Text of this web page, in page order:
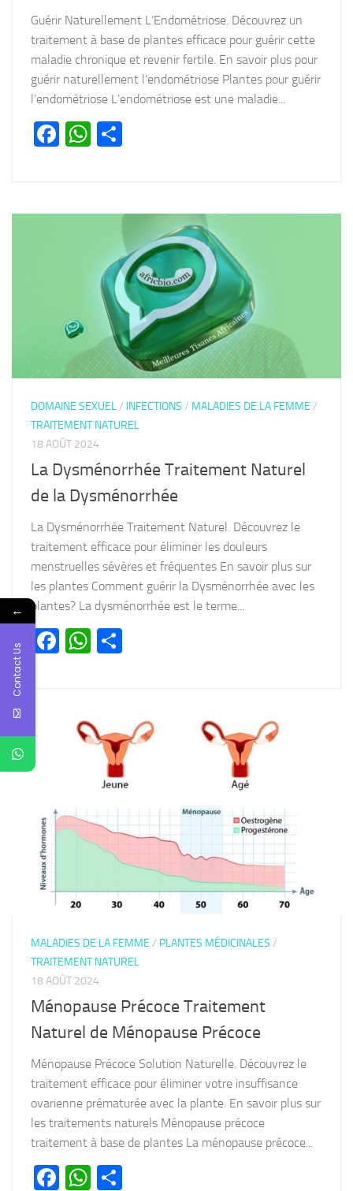
Guérir Naturellement L’Endométriose. Découvrez un
traitement à base de plantes efficace pour guérir cette
maladie chronique et revenir fertile. En savoir plus pour
guérir naturellement l’endométriose Plantes pour guérir
l’endométriose L’endométriose est une maladie...
Facebook
WhatsApp
DOMAINE SEXUEL/ INFECTIONS / MALADIES DE LA FEMME /
TRAITEMENT NATUREL
18 AOÛT 2024
La Dysménorrhée Traitement Naturel
de la Dysménorrhée
La Dysménorrhée Traitement Naturel. Découvrez le
traitement efficace pour éliminer les douleurs
menstruelles sévères et fréquentes En savoir plus sur
les plantes Comment guérir la Dysménorrhée avec les
plantes? La dysménorrhée est le terme...
Facebook
WhatsApp
MALADIES DE LA FEMME / PLANTES MÉDICINALES /
TRAITEMENT NATUREL
18 AOÛT 2024
Ménopause Précoce Traitement
Naturel de Ménopause Précoce
Ménopause Précoce Solution Naturelle. Découvrez le
traitement efficace pour éliminer votre insuffisance
ovarienne prématurée avec la plante. En savoir plus sur
les traitements naturels Ménopause précoce
traitement à base de plantes La ménopause précoce...
Facebook
WhatsApp
←
Contact Us